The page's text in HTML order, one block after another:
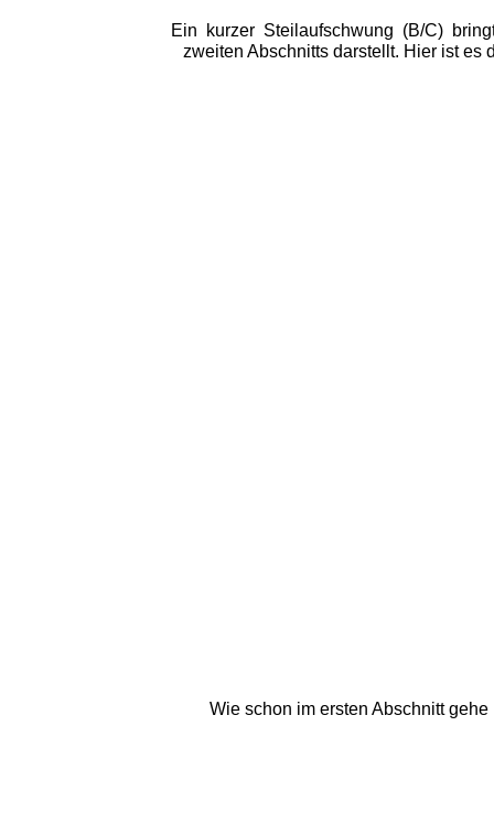
Ein  kurzer  Steilaufschwung  (B/C)
zweiten Abschnitts darstellt. Hier ist es
Wie schon im ersten Abschnitt